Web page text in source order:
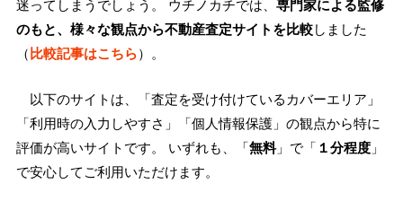
迷ってしまうでしょう。 ウチノカチでは、 専門家による監修
のもと、様々な観点から不動産査定サイトを比較しました
（比較記事はこちら）。
以下のサイトは、「査定を受け付けているカバーエリア」
「利用時の入力しやすさ」「個人情報保護」の観点から特に
評価が高いサイトです。 いずれも、「無料」で「 １分程度 」
で安心してご利用いただけます。